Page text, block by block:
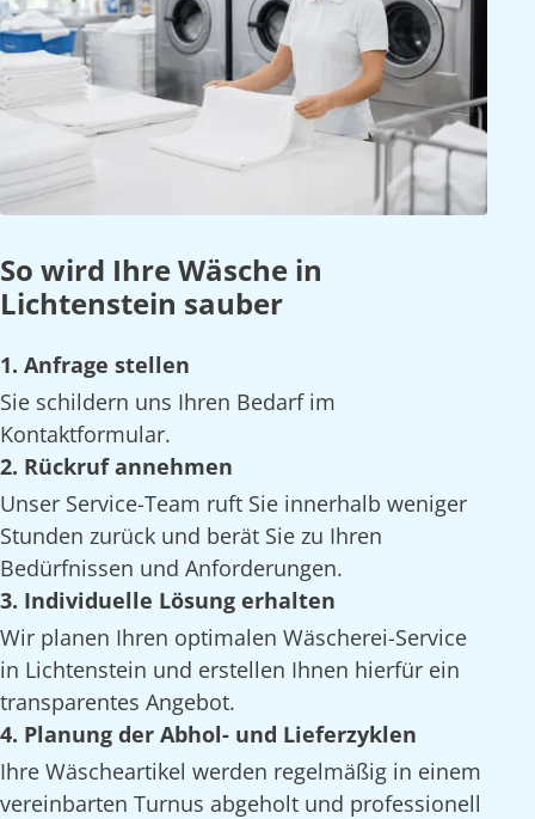
So wird Ihre Wäsche in
Lichtenstein sauber
1. Anfrage stellen
Sie schildern uns Ihren Bedarf im
Kontaktformular.
2. Rückruf annehmen
Unser Service-Team ruft Sie innerhalb weniger
Stunden zurück und berät Sie zu Ihren
Bedürfnissen und Anforderungen.
3. Individuelle Lösung erhalten
Wir planen Ihren optimalen Wäscherei-Service
in Lichtenstein und erstellen Ihnen hierfür ein
transparentes Angebot.
4. Planung der Abhol- und Lieferzyklen
Ihre Wäscheartikel werden regelmäßig in einem
vereinbarten Turnus abgeholt und professionell